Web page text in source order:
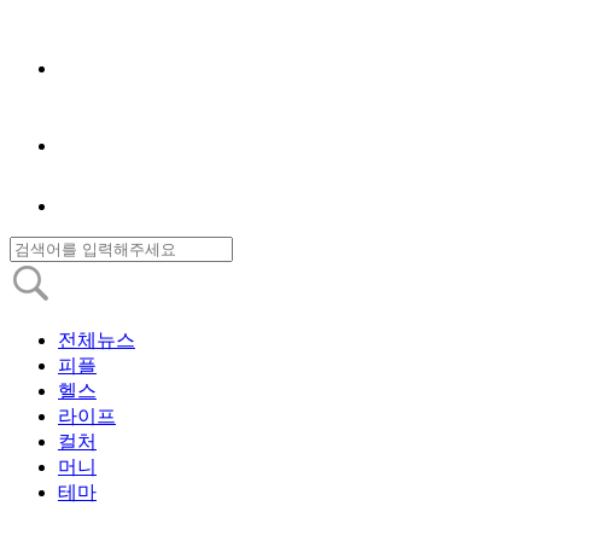
전체뉴스
피플
헬스
라이프
컬처
머니
테마